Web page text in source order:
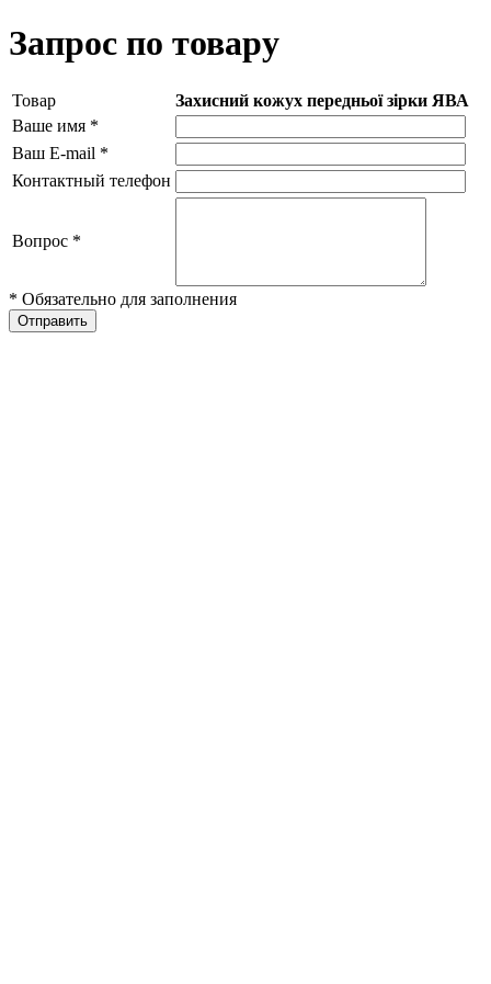
Запрос по товару
Товар
Захисний кожух передньої зірки ЯВА
Ваше имя *
Ваш E-mail *
Контактный телефон
Вопрос *
* Обязательно для заполнения
Отправить